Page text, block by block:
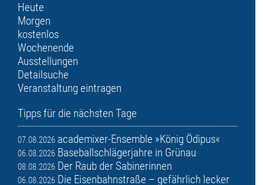
Heute
Morgen
kostenlos
Wochenende
Ausstellungen
Detailsuche
Veranstaltung eintragen
Tipps für die nächsten Tage
07.08.2026 academixer-Ensemble »König Ödipus«
06.08.2026 Baseballschlägerjahre in Grünau
08.08.2026 Der Raub der Sabinerinnen
06.08.2026 Die Eisenbahnstraße – gefährlich lecker